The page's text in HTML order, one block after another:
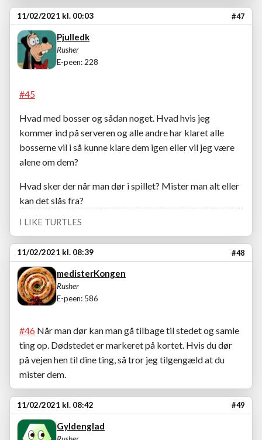
11/02/2021 kl. 00:03 #47
Pjulledk
Rusher
E-peen: 228
#45
Hvad med bosser og sådan noget. Hvad hvis jeg
kommer ind på serveren og alle andre har klaret alle
bosserne vil i så kunne klare dem igen eller vil jeg være
alene om dem?
Hvad sker der når man dør i spillet? Mister man alt eller
kan det slås fra?
I LIKE TURTLES
11/02/2021 kl. 08:39 #48
medisterKongen
Rusher
E-peen: 586
#46 Når man dør kan man gå tilbage til stedet og samle
ting op. Dødstedet er markeret på kortet. Hvis du dør
på vejen hen til dine ting, så tror jeg tilgengæld at du
mister dem.
11/02/2021 kl. 08:42 #49
Gyldenglad